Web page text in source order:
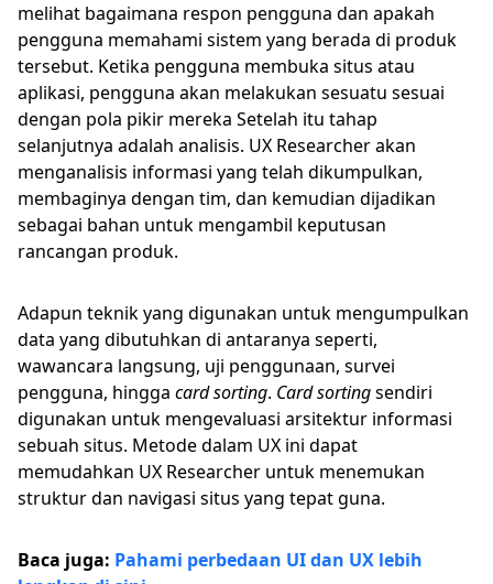
melihat bagaimana respon pengguna dan apakah
pengguna memahami sistem yang berada di produk
tersebut. Ketika pengguna membuka situs atau
aplikasi, pengguna akan melakukan sesuatu sesuai
dengan pola pikir mereka Setelah itu tahap
selanjutnya adalah analisis. UX Researcher akan
menganalisis informasi yang telah dikumpulkan,
membaginya dengan tim, dan kemudian dijadikan
sebagai bahan untuk mengambil keputusan
rancangan produk.
Adapun teknik yang digunakan untuk mengumpulkan
data yang dibutuhkan di antaranya seperti,
wawancara langsung, uji penggunaan, survei
pengguna, hingga card sorting. Card sortingsendiri
digunakan untuk mengevaluasi arsitektur informasi
sebuah situs. Metode dalam UX ini dapat
memudahkan UX Researcher untuk menemukan
struktur dan navigasi situs yang tepat guna.
Baca juga: Pahami perbedaan UI dan UX lebih